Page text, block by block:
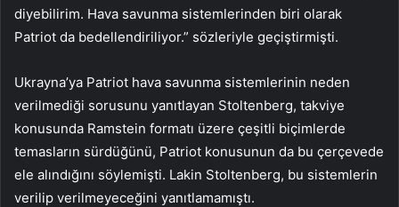
diyebilirim. Hava savunma sistemlerinden biri olarak
Patriot da bedellendiriliyor.” sözleriyle geçiştirmişti.
Ukrayna’ya Patriot hava savunma sistemlerinin neden
verilmediği sorusunu yanıtlayan Stoltenberg, takviye
konusunda Ramstein formatı üzere çeşitli biçimlerde
temasların sürdüğünü, Patriot konusunun da bu çerçevede
ele alındığını söylemişti. Lakin Stoltenberg, bu sistemlerin
verilip verilmeyeceğini yanıtlamamıştı.